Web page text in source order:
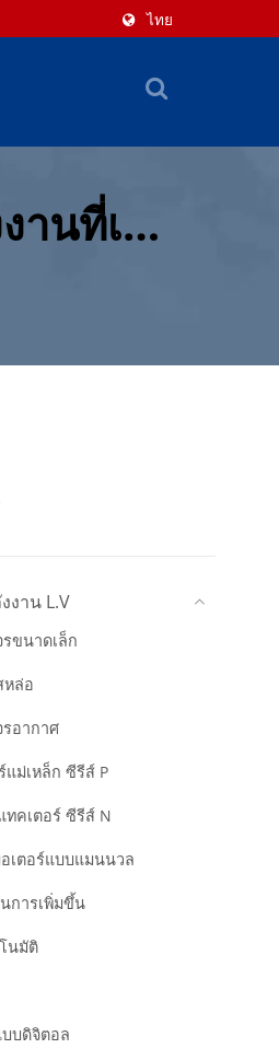
ไทย
นที่เชื่อ
งาน L.V
รขนาดเล็ก
หล่อ
รอากาศ
ม่เหล็ก ซีรีส์ P
คเตอร์ ซีรีส์ N
เตอร์แบบแมนนวล
การเพิ่มขึ้น
นมัติ
บดิจิตอล